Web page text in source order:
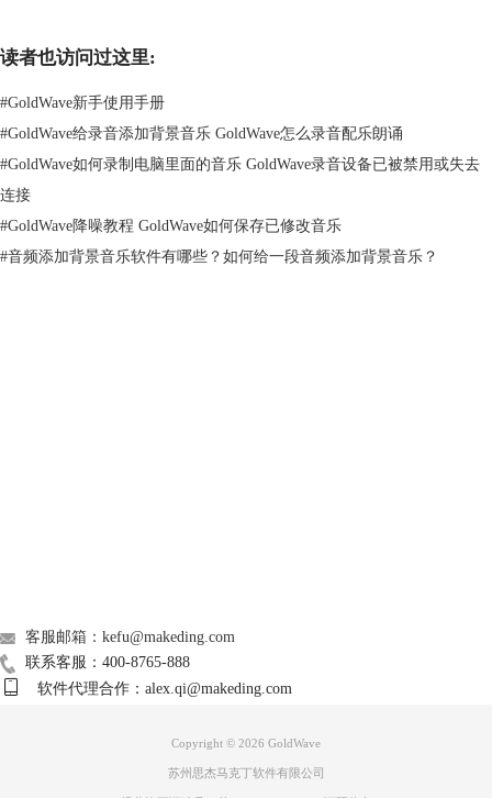
图3 选择淡入片段
接着点击软件上方菜单栏的【效果】，在其下拉菜单中找到【音量】，点
读者也访问过这里:
#GoldWave新手使用手册
#GoldWave给录音添加背景音乐 GoldWave怎么录音配乐朗诵
#GoldWave如何录制电脑里面的音乐 GoldWave录音设备已被禁用或失去
连接
#GoldWave降噪教程 GoldWave如何保存已修改音乐
#音频添加背景音乐软件有哪些？如何给一段音频添加背景音乐？
客服邮箱：kefu@makeding.com
联系客服：400-8765-888
软件代理合作：alex.qi@makeding.com
Copyright © 2026 GoldWave
苏州思杰马克丁软件有限公司